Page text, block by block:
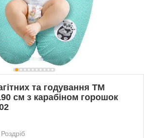
та годування ТМ
см з карабіном горошок
Роздріб